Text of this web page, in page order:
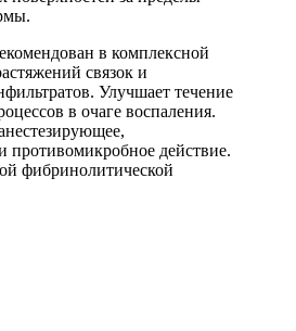
в комплексной
связок и
Улучшает течение
в очаге воспаления.
противомикробное действие.
фибринолитической